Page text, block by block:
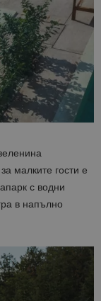
малките гости е
с водни
в напълно